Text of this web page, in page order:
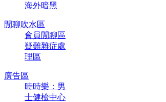
海外暗黑
閒聊吹水區
會員閒聊區
疑難雜症處
理區
廣告區
時時樂：男
士健檢中心